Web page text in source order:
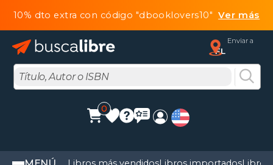
10% dto extra con código "dbooklovers10"Ver más
Enviar a
FL
0